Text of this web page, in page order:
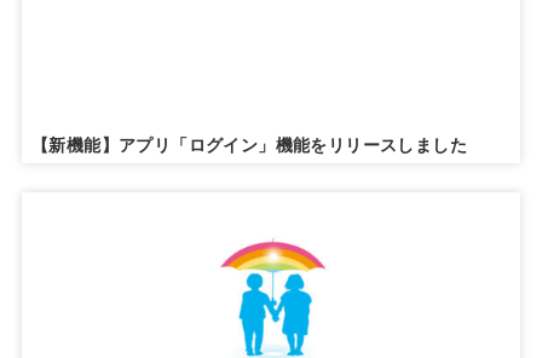
【新機能】アプリ「ログイン」機能をリリースしました